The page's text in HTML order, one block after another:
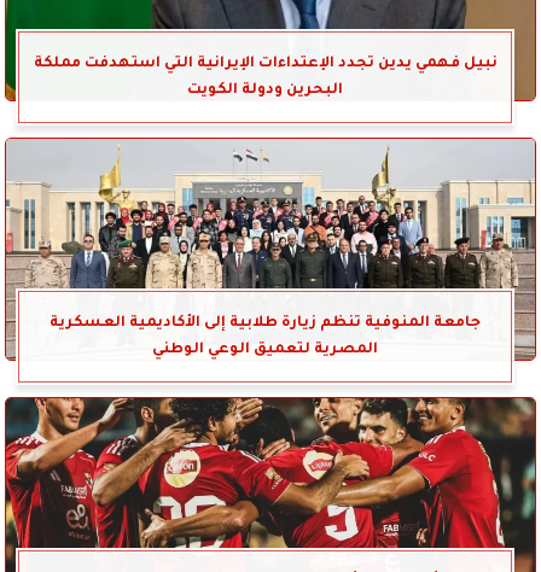
نبيل فهمي يدين تجدد الإعتداءات الإيرانية التي استهدفت مملكة
البحرين ودولة الكويت
جامعة المنوفية تنظم زيارة طلابية إلى الأكاديمية العسكرية
المصرية لتعميق الوعي الوطني